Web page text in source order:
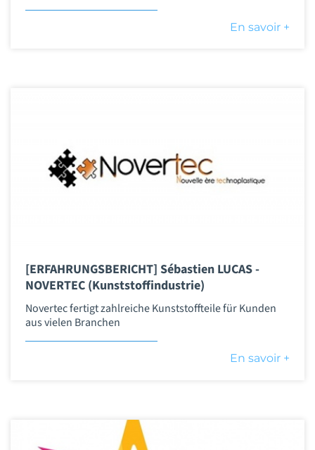
En savoir +
[ERFAHRUNGSBERICHT] Sébastien LUCAS -
NOVERTEC (Kunststoffindustrie)
Novertec fertigt zahlreiche Kunststoffteile für Kunden
aus vielen Branchen
En savoir +